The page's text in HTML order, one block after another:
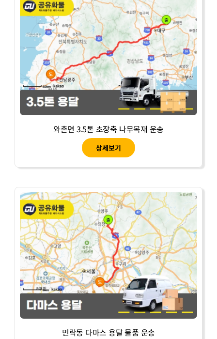
와촌면 3.5톤 초장축 나무목재 운송
상세보기
민락동 다마스 용달 물품 운송